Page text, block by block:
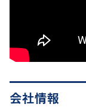
会社情報